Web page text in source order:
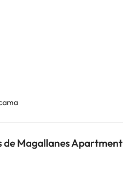
de Magallanes Apartment